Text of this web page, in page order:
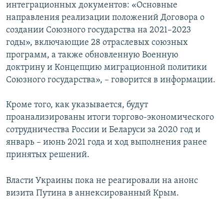
интеграционных документов: «Основные
направления реализации положений Договора о
создании Союзного государства на 2021–2023
годы», включающие 28 отраслевых союзных
программ, а также обновленную Военную
доктрину и Концепцию миграционной политики
Союзного государства», – говорится в информации.
Кроме того, как указывается, будут
проанализированы итоги торгово-экономического
сотрудничества России и Беларуси за 2020 год и
январь – июнь 2021 года и ход выполнения ранее
принятых решений.
Власти Украины пока не реагировали на анонс
визита Путина в аннексированный Крым.